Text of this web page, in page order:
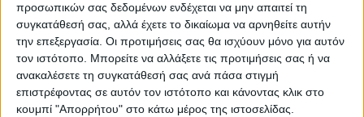
προσωπικών σας δεδομένων ενδέχεται να μην απαιτεί τη
συγκατάθεσή σας, αλλά έχετε το δικαίωμα να αρνηθείτε αυτήν
την επεξεργασία. Οι προτιμήσεις σας θα ισχύουν μόνο για αυτόν
τον ιστότοπο. Μπορείτε να αλλάξετε τις προτιμήσεις σας ή να
ανακαλέσετε τη συγκατάθεσή σας ανά πάσα στιγμή
επιστρέφοντας σε αυτόν τον ιστότοπο και κάνοντας κλικ στο
κουμπί "Απορρήτου" στο κάτω μέρος της ιστοσελίδας.